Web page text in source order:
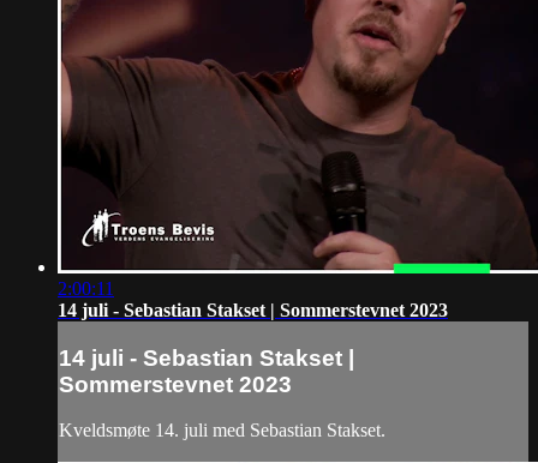
2:00:11
14 juli - Sebastian Stakset | Sommerstevnet 2023
14 juli - Sebastian Stakset |
Sommerstevnet 2023
Kveldsmøte 14. juli med Sebastian Stakset.